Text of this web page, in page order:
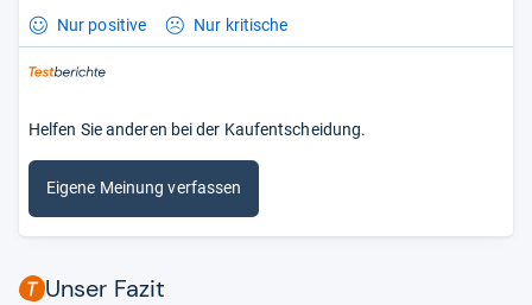
Nur positive Nur kritische
Helfen Sie anderen bei der Kaufentscheidung.
Eigene Meinung verfassen
Unser Fazit